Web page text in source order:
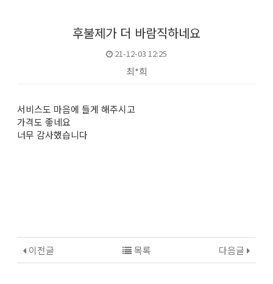
후불제가 더 바람직하네요
21-12-03 12:25
최*희
본문
서비스도 마음에 들게 해주시고
가격도 좋네요
너무 감사했습니다
이전글 다음글
목록